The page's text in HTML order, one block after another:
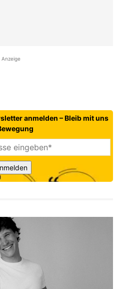
Anzeige
anmelden – Bleib mit uns